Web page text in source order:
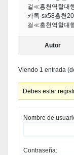
걸≪홍천역할대
카톡-sx58홍천
걸≪홍천역할대
Autor
Viendo 1 entrada
Debes estar
Nombre de
Contraseña: